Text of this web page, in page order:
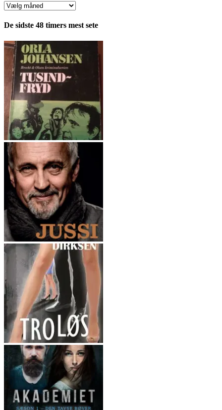
Anmeldelser
pr.
De sidste 48 timers mest sete